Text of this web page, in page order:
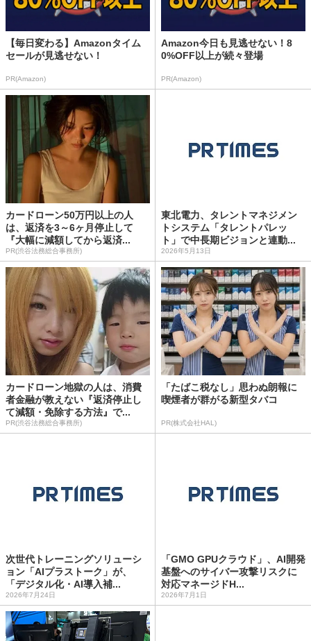
【毎日変わる】Amazonタイム
セールが見逃せない！
PR(Amazon)
Amazon今日も見逃せない！8
0%OFF以上が続々登場
PR(Amazon)
カードローン50万円以上の人
は、返済を3～6ヶ月停止して
『大幅に減額してから返済...
PR(渋谷法務総合事務所)
東北電力、タレントマネジメン
トシステム「タレントパレッ
ト」で中長期ビジョンと連動...
2026年5月13日
カードローン地獄の人は、消費
者金融が教えない『返済停止し
て減額・免除する方法』で...
PR(渋谷法務総合事務所)
「たばこ税なし」思わぬ朗報に
喫煙者が群がる新型タバコ
PR(株式会社HAL)
次世代トレーニングソリューシ
ョン「AIプラストーク」が、
「デジタル化・AI導入補...
2026年7月24日
「GMO GPUクラウド」、AI開発
基盤へのサイバー攻撃リスクに
対応マネージドH...
2026年7月1日